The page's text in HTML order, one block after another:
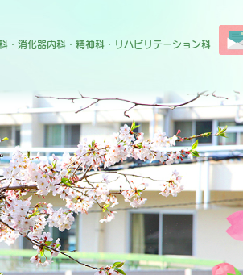
・消化器内科・精神科・リハビリテーション科